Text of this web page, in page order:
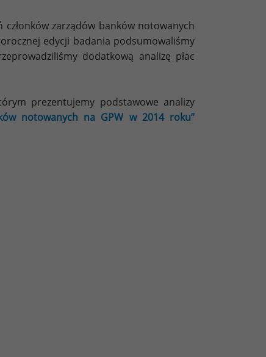
zarządów banków notowanych
edycji badania podsumowaliśmy
dodatkową analizę płac
prezentujemy podstawowe analizy
notowanych na GPW w 2014 roku”